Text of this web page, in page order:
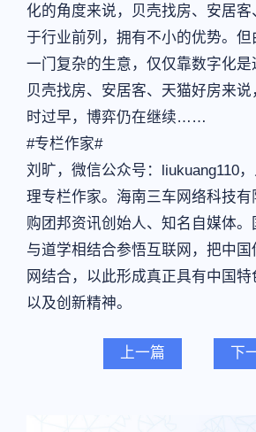
化的角度来说，贝壳找房、安居
于行业前列，拥有不小的优势。
一门复杂的生意，仅仅靠数字化
贝壳找房、安居客、天猫好房来
时过早，博弈仍在继续……
#专栏作家#
刘旷，微信公众号：liukuang110
理专栏作家。海南三车网络科技有
购团邦资讯创始人、知名自媒体
与道学相结合参悟互联网，把中
网结合，以此形成真正具有中国
以及创新精神。
上一篇 下